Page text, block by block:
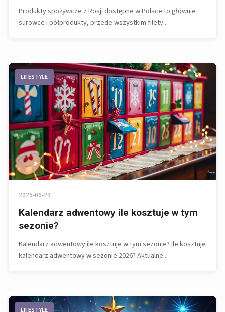
Produkty spożywcze z Rosji dostępne w Polsce to głównie
surowce i półprodukty, przede wszystkim filety...
LIFESTYLE
2026-06-29
Kalendarz adwentowy ile kosztuje w tym
sezonie?
Kalendarz adwentowy ile kosztuje w tym sezonie? Ile kosztuje
kalendarz adwentowy w sezonie 2026? Aktualne...